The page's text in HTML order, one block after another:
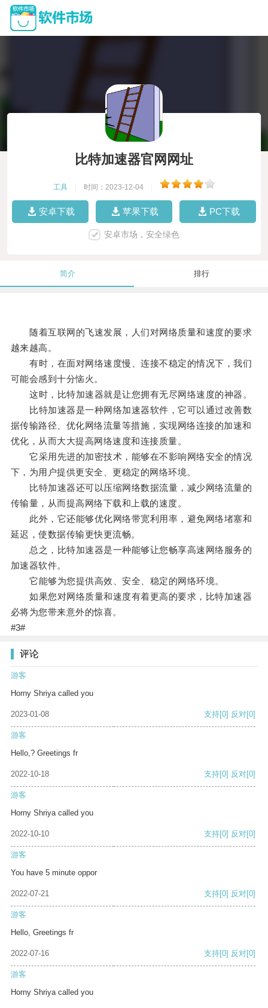
比特加速器官网网址
工具 时间：2023-12-04
安卓下载 苹果下载 PC下载
安卓市场，安全绿色
简介 排行
随着互联网的飞速发展，人们对网络质量和速度的要求
越来越高。
有时，在面对网络速度慢、连接不稳定的情况下，我们
可能会感到十分恼火。
这时，比特加速器就是让您拥有无尽网络速度的神器。
比特加速器是一种网络加速器软件，它可以通过改善数
据传输路径、优化网络流量等措施，实现网络连接的加速和
优化，从而大大提高网络速度和连接质量。
它采用先进的加密技术，能够在不影响网络安全的情况
下，为用户提供更安全、更稳定的网络环境。
比特加速器还可以压缩网络数据流量，减少网络流量的
传输量，从而提高网络下载和上载的速度。
此外，它还能够优化网络带宽利用率，避免网络堵塞和
延迟，使数据传输更快更流畅。
总之，比特加速器是一种能够让您畅享高速网络服务的
加速器软件。
它能够为您提供高效、安全、稳定的网络环境。
如果您对网络质量和速度有着更高的要求，比特加速器
必将为您带来意外的惊喜。
#3#
评论
游客
Horny Shriya called you
2023-01-08 支持[0] 反对[0]
游客
Hello,? Greetings fr
2022-10-18 支持[0] 反对[0]
游客
Horny Shriya called you
2022-10-10 支持[0] 反对[0]
游客
You have 5 minute oppor
2022-07-21 支持[0] 反对[0]
游客
Hello, Greetings fr
2022-07-16 支持[0] 反对[0]
游客
Horny Shriya called you